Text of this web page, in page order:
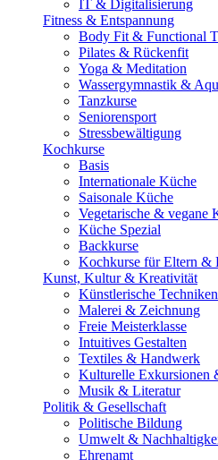
IT & Digitalisierung
Fitness & Entspannung
Body Fit & Functional
Pilates & Rückenfit
Yoga & Meditation
Wassergymnastik &
Tanzkurse
Seniorensport
Stressbewältigung
Kochkurse
Basis
Internationale Küche
Saisonale Küche
Vegetarische & vegane
Küche Spezial
Backkurse
Kochkurse für Eltern &
Kunst, Kultur & Kreativität
Künstlerische Techniken
Malerei & Zeichnung
Freie Meisterklasse
Intuitives Gestalten
Textiles & Handwerk
Kulturelle Exkursionen
Musik & Literatur
Politik & Gesellschaft
Politische Bildung
Umwelt &
Ehrenamt